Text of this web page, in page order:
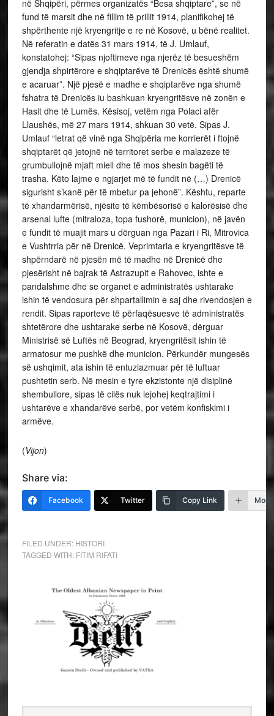
në Shqipëri, përmes organizatës “Besa shqiptare”, se në
fund të marsit dhe në fillim të prillit 1914, planifikohej të
shpërthente një kryengritje e re në Kosovë, u bënë realitet.
Në referatin e datës 31 mars 1914, të J. Umlauf,
konstatohej: “Sipas njoftimeve nga njerëz të besueshëm
gjendja shpirtërore e shqiptarëve të Drenicës është shumë
e acaruar”. Një pjesë e madhe e shqiptarëve nga shumë
fshatra të Drenicës iu bashkuan kryengritësve në zonën e
Hasit dhe të Lumës. Kësisoj, vetëm nga Polaci afër
Llaushës, më 27 mars 1914, shkuan 30 vetë. Sipas J.
Umlauf “letrat që vinë nga Shqipëria me korrierët i ftojnë
shqiptarët që jetojnë në territoret serbe e malazeze të
grumbullojnë mjaft miell dhe të mos shesin bagëti të
trasha. Këto lajme e ngjarjet më të fundit në (…) Drenicë
sigurisht s’kanë për të mbetur pa jehonë”. Kështu, reparte
të xhandarmërisë, njësite të këmbësorisë e kalorësisë dhe
arsenal lufte (mitraloza, topa fushorë, municion), në javën
e fundit të muajit mars u dërguan nga Pazari i Ri, Mitrovica
e Vushtrria për në Drenicë. Veprimtaria e kryengritësve të
shpërndarë në pjesën më të madhe në Drenicë dhe
pjesërisht në bajrak të Astrazupit e Rahovec, ishte e
pandalshme dhe se organet e administratës ushtarake
ishin të vendosura për shpartallimin e saj dhe rivendosjen e
rendit. Sipas raporteve të përfaqësuesve të administratës
shtetërore dhe ushtarake serbe në Kosovë, dërguar
Ministrisë së Luftës në Beograd, kryengritësit ishin të
armatosur me pushkë dhe municion. Përkundër mungesës
së ushqimit, ata ishin të entuziazmuar për të luftuar
pushtetin serb. Në mesin e tyre ekzistonte një disiplinë
shembullore, sipas të cilës nuk lejohej keqtrajtimi i
ushtarëve e xhandarëve serbë, por vetëm konfiskimi i
armëve.
(Vijon)
Share via:
Facebook Twitter Copy Link More
FILED UNDER: HISTORI
TAGGED WITH: FITIM RIFATI